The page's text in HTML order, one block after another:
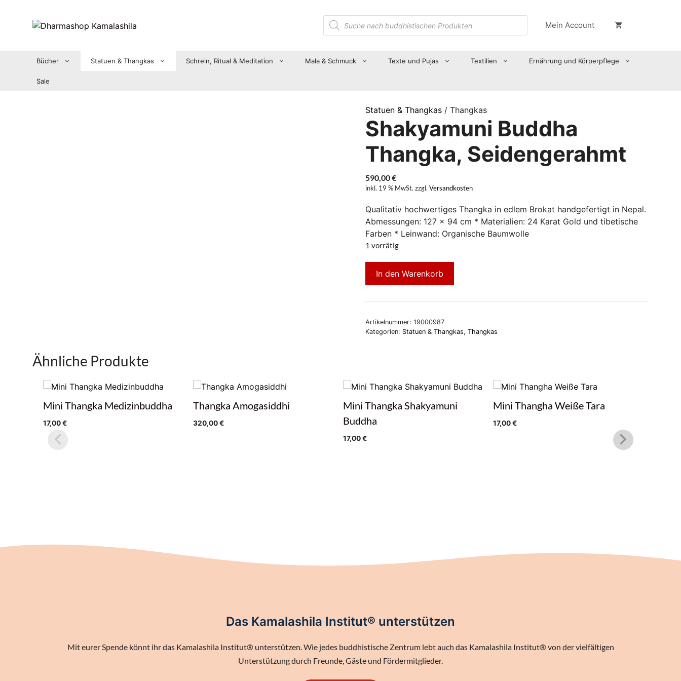
Suche
nach
Produkten
Mein Account
Bücher Statuen & Thangkas Schrein, Ritual & Meditation Mala & Schmuck Texte und Pujas Textilien Ernährung und Körperpflege
Sale
Statuen & Thangkas/ Thangkas
Shakyamuni Buddha
Thangka, Seidengerahmt
590,00€
inkl. 19 % MwSt. zzgl. Versandkosten
Qualitativ hochwertiges Thangka in edlem Brokat handgefertigt in Nepal.
Abmessungen: 127 x 94 cm * Materialien: 24 Karat Gold und tibetische
Farben * Leinwand: Organische Baumwolle
1 vorrätig
In den Warenkorb
Artikelnummer: 19000987
Kategorien: Statuen & Thangkas, Thangkas
Ähnliche Produkte
Mini Thangka Medizinbuddha
17,00€
Thangka Amogasiddhi
320,00€
Mini Thangka Shakyamuni
Buddha
17,00€
Mini Thangha Weiße Tara
17,00€
Das Kamalashila Institut® unterstützen
Mit eurer Spende könnt ihr das Kamalashila Institut® unterstützen. Wie jedes buddhistische Zentrum lebt auch das Kamalashila Institut® von der vielfältigen
Unterstützung durch Freunde, Gäste und Fördermitglieder.